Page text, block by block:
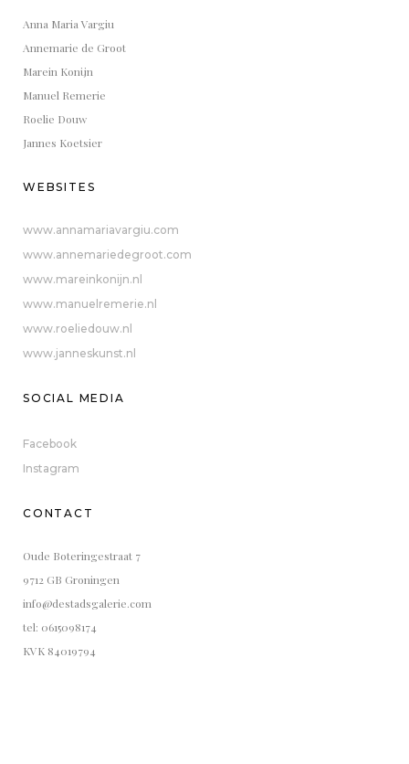
Anna Maria Vargiu
Annemarie de Groot
Marein Konijn
Manuel Remerie
Roelie Douw
Jannes Koetsier
WEBSITES
www.annamariavargiu.com
www.annemariedegroot.com
www.mareinkonijn.nl
www.manuelremerie.nl
www.roeliedouw.nl
www.janneskunst.nl
SOCIAL MEDIA
Facebook
Instagram
CONTACT
Oude Boteringestraat 7
9712 GB Groningen
info@destadsgalerie.com
tel: 0615098174
KVK 84019794